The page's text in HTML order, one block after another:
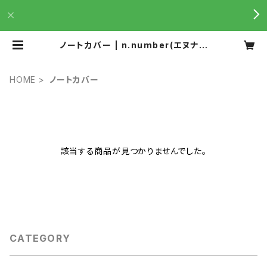
ノートカバー | n.number(エヌナン
HOME
ノートカバー
該当する商品が見つかりませんでした。
CATEGORY